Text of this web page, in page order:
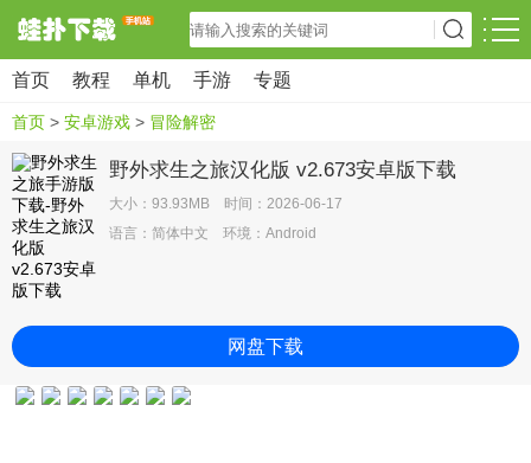
首页 教程 单机 手游 专题
首页 > 安卓游戏 > 冒险解密
野外求生之旅汉化版 v2.673安卓版下载
大小：93.93MB 时间：2026-06-17
语言：简体中文 环境：Android
网盘下载